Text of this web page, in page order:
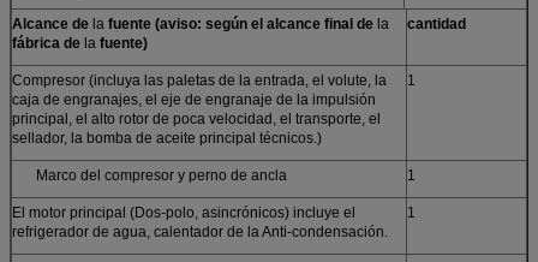
Alcance de la fuente (aviso: según el alcance final de la
fábrica de la fuente)
cantidad
Compresor (incluya las paletas de la entrada, el volute, la
caja de engranajes, el eje de engranaje de la impulsión
principal, el alto rotor de poca velocidad, el transporte, el
sellador, la bomba de aceite principal técnicos.)
1
Marco del compresor y perno de ancla 1
El motor principal (Dos-polo, asincrónicos) incluye el
refrigerador de agua, calentador de la Anti-condensación.
1